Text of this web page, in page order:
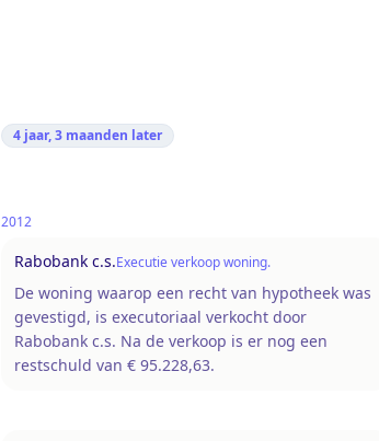
4 jaar, 3 maanden later
2012
Rabobank c.s.Executie verkoop woning.
De woning waarop een recht van hypotheek was
gevestigd, is executoriaal verkocht door
Rabobank c.s. Na de verkoop is er nog een
restschuld van € 95.228,63.